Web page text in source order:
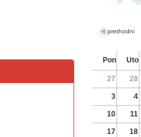
prethodni
Pon Uto
27 28
3 4
10 11
17 18